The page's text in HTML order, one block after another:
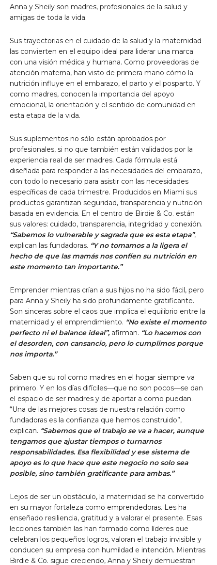
Anna y Sheily son madres, profesionales de la salud y
amigas de toda la vida.
Sus trayectorias en el cuidado de la salud y la maternidad
las convierten en el equipo ideal para liderar una marca
con una visión médica y humana. Como proveedoras de
atención materna, han visto de primera mano cómo la
nutrición influye en el embarazo, el parto y el posparto. Y
como madres, conocen la importancia del apoyo
emocional, la orientación y el sentido de comunidad en
esta etapa de la vida.
Sus suplementos no sólo están aprobados por
profesionales, si no que también están validados por la
experiencia real de ser madres. Cada fórmula está
diseñada para responder a las necesidades del embarazo,
con todo lo necesario para asistir con las necesidades
específicas de cada trimestre. Producidos en Miami sus
productos garantizan seguridad, transparencia y nutrición
basada en evidencia. En el centro de Birdie & Co. están
sus valores: cuidado, transparencia, integridad y conexión.
“Sabemos lo vulnerable y sagrada que es esta etapa”,
explican las fundadoras. “Y no tomamos a la ligera el
hecho de que las mamás nos confíen su nutrición en
este momento tan importante.”
Emprender mientras crían a sus hijos no ha sido fácil, pero
para Anna y Sheily ha sido profundamente gratificante.
Son sinceras sobre el caos que implica el equilibrio entre la
maternidad y el emprendimiento. “No existe el momento
perfecto ni el balance ideal”,afirman. “Lo hacemos con
el desorden, con cansancio, pero lo cumplimos porque
nos importa.”
Saben que su rol como madres en el hogar siempre va
primero. Y en los días difíciles—que no son pocos—se dan
el espacio de ser madres y de aportar a como puedan.
“Una de las mejores cosas de nuestra relación como
fundadoras es la confianza que hemos construido”,
explican. “Sabemos que el trabajo se va a hacer, aunque
tengamos que ajustar tiempos o turnarnos
responsabilidades. Esa flexibilidad y ese sistema de
apoyo es lo que hace que este negocio no solo sea
posible, sino también gratificante para ambas.”
Lejos de ser un obstáculo, la maternidad se ha convertido
en su mayor fortaleza como emprendedoras. Les ha
enseñado resiliencia, gratitud y a valorar el presente. Esas
lecciones también las han formado como líderes que
celebran los pequeños logros, valoran el trabajo invisible y
conducen su empresa con humildad e intención. Mientras
Birdie & Co. sigue creciendo, Anna y Sheily demuestran